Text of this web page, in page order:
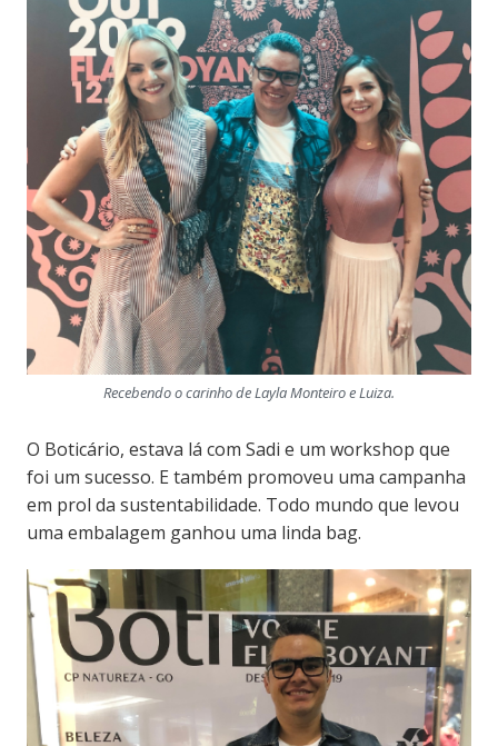
Recebendo o carinho de Layla Monteiro e Luiza.
O Boticário, estava lá com Sadi e um workshop que
foi um sucesso. E também promoveu uma campanha
em prol da sustentabilidade. Todo mundo que levou
uma embalagem ganhou uma linda bag.